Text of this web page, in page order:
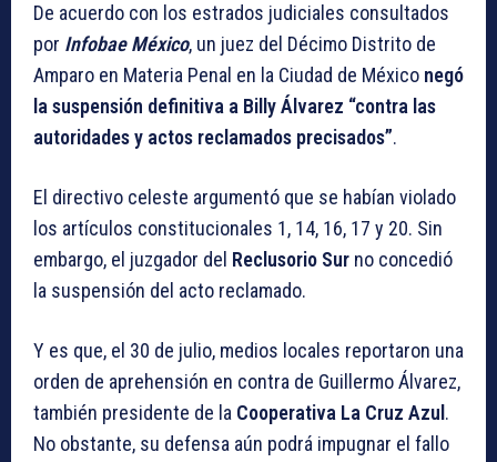
De acuerdo con los estrados judiciales consultados
por Infobae México, un juez del Décimo Distrito de
Amparo en Materia Penal en la Ciudad de México negó
la suspensión definitiva a Billy Álvarez “contra las
autoridades y actos reclamados precisados”.
El directivo celeste argumentó que se habían violado
los artículos constitucionales 1, 14, 16, 17 y 20. Sin
embargo, el juzgador del Reclusorio Sur no concedió
la suspensión del acto reclamado.
Y es que, el 30 de julio, medios locales reportaron una
orden de aprehensión en contra de Guillermo Álvarez,
también presidente de la Cooperativa La Cruz Azul .
No obstante, su defensa aún podrá impugnar el fallo